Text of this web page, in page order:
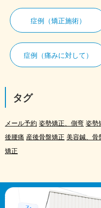
症例（矯正施術）
症例（痛みに対して）
タグ
メール予約 姿勢矯正、側弯 姿勢
後腰痛 産後骨盤矯正 美容鍼、骨
矯正